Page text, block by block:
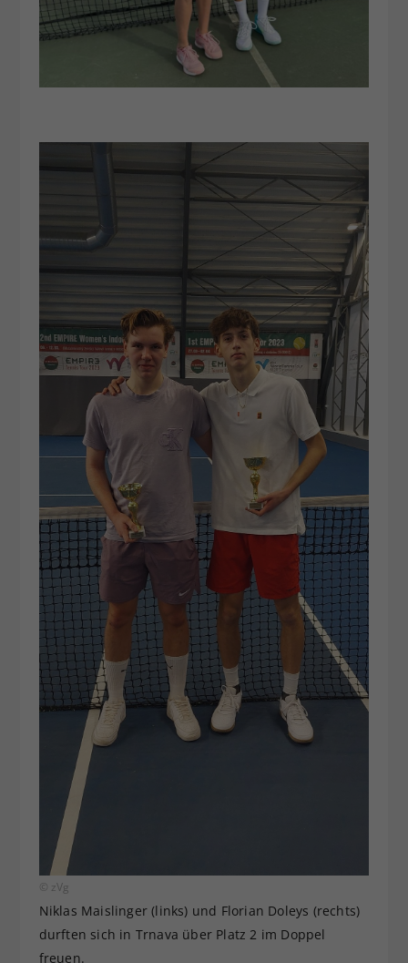
© zVg
Niklas Maislinger (links) und Florian Doleys (rechts)
durften sich in Trnava über Platz 2 im Doppel
freuen.